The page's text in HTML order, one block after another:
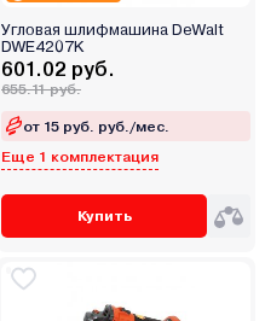
Угловая шлифмашина DeWalt
DWE4207K
601.02 руб.
655.11 руб.
от 15 руб. руб./мес.
Еще 1 комплектация
Купить